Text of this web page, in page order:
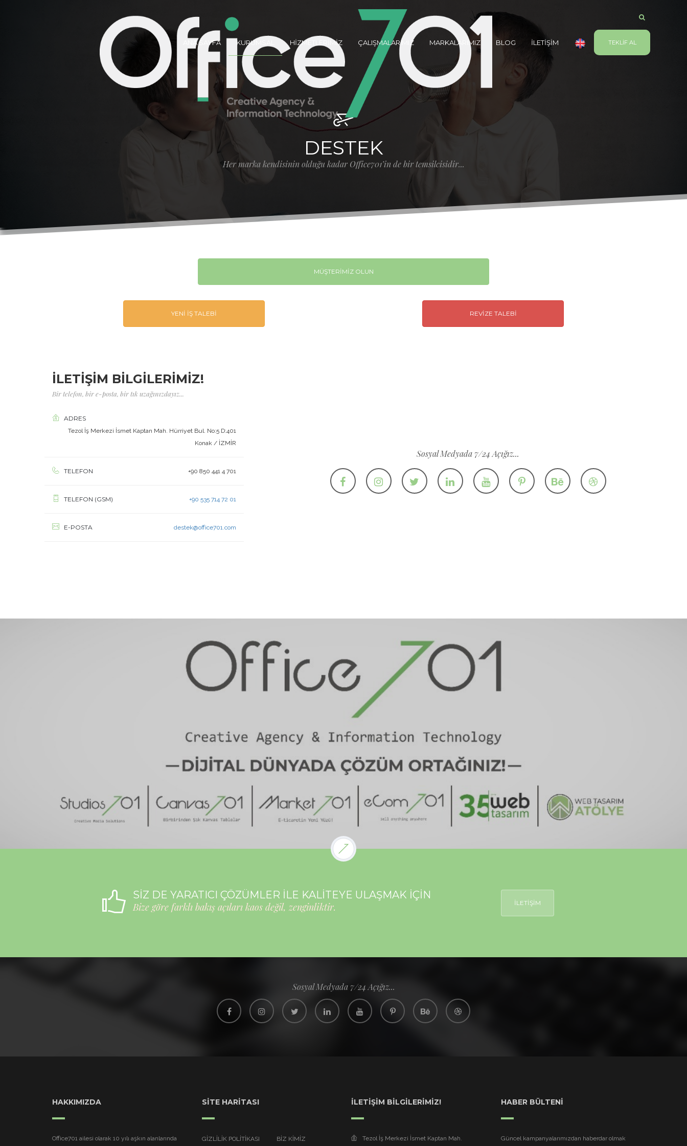
ANA SAYFA KURUMSAL HİZMETLERİMİZ ÇALIŞMALARIMIZ MARKALARIMIZ BLOG İLETİŞİM TEKLİF AL
DESTEK
Her marka kendisinin olduğu kadar Office701’in de bir temsilcisidir...
MÜŞTERİMİZ OLUN
YENI İŞ TALEBI REVIZE TALEBI
İLETİŞİM BİLGİLERİMİZ!
Bir telefon, bir e-posta, bir tık uzağınızdayız...
ADRES
Tezol İş Merkezi İsmet Kaptan Mah. Hürriyet Bul. No:5 D:401
Konak / İZMİR
TELEFON +90 850 441 4 701
TELEFON (GSM) +90 535 714 72 01
E-POSTA destek@office701.com
Sosyal Medyada 7/24 Açığız...
SİZ DE YARATICI ÇÖZÜMLER İLE KALİTEYE ULAŞMAK İÇİN
Bize göre farklı bakış açıları kaos değil, zenginliktir.
İLETİŞİM
Sosyal Medyada 7/24 Açığız...
HAKKIMIZDA
Office701 ailesi olarak 10 yılı aşkın alanlarında
SİTE HARİTASI
GIZLILIK POLITIKASI BİZ KİMİZ
İLETİŞİM BİLGİLERİMİZ!
Tezol İş Merkezi İsmet Kaptan Mah.
HABER BÜLTENİ
Güncel kampanyalarımızdan haberdar olmak